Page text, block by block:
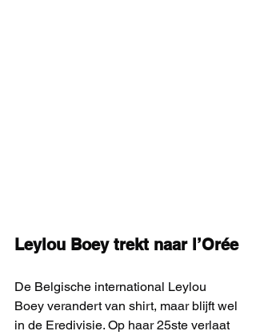
Leylou Boey trekt naar l’Orée
De Belgische international Leylou
Boey verandert van shirt, maar blijft wel
in de Eredivisie. Op haar 25ste verlaat